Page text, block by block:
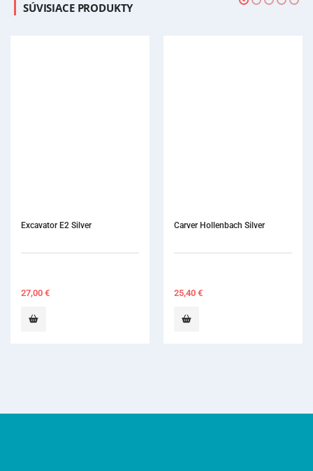
SÚVISIACE PRODUKTY
Excavator E2 Silver
27,00 €
Carver Hollenbach Silver
25,40 €